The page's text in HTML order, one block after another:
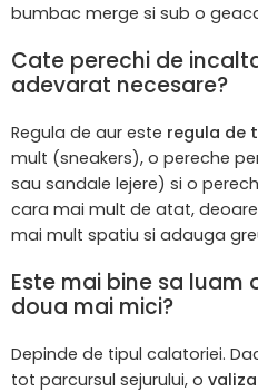
bumbac merge si sub o
Cate perechi de
adevarat necesare?
Regula de aur este regula de
mult (sneakers), o pereche
sau sandale lejere) si o
cara mai mult de atat,
mai mult spatiu si adauga
Este mai bine sa luam
doua mai mici?
Depinde de tipul calatoriei.
tot parcursul sejurului, o